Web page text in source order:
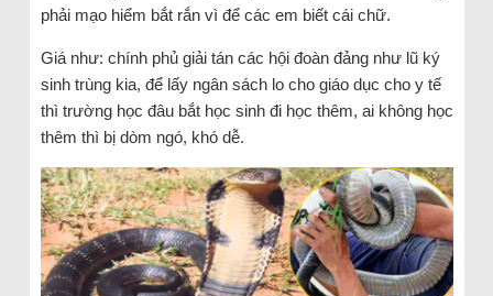
phải mạo hiểm bắt rắn vì để các em biết cái chữ.
Giá như: chính phủ giải tán các hội đoàn đảng như lũ ký
sinh trùng kia, để lấy ngân sách lo cho giáo dục cho y tế
thì trường học đâu bắt học sinh đi học thêm, ai không học
thêm thì bị dòm ngó, khó dễ.